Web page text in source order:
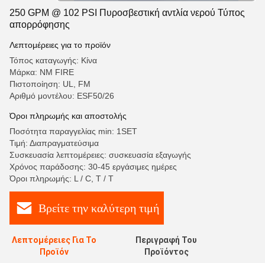
250 GPM @ 102 PSI Πυροσβεστική αντλία νερού Τύπος
απορρόφησης
Λεπτομέρειες για το προϊόν
Τόπος καταγωγής: Κίνα
Μάρκα: NM FIRE
Πιστοποίηση: UL, FM
Αριθμό μοντέλου: ESF50/26
Όροι πληρωμής και αποστολής
Ποσότητα παραγγελίας min: 1SET
Τιμή: Διαπραγματεύσιμα
Συσκευασία λεπτομέρειες: συσκευασία εξαγωγής
Χρόνος παράδοσης: 30-45 εργάσιμες ημέρες
Όροι πληρωμής: L / C, T / T
Βρείτε την καλύτερη τιμή
Λεπτομέρειες Για Το
Προϊόν
Περιγραφή Του
Προϊόντος